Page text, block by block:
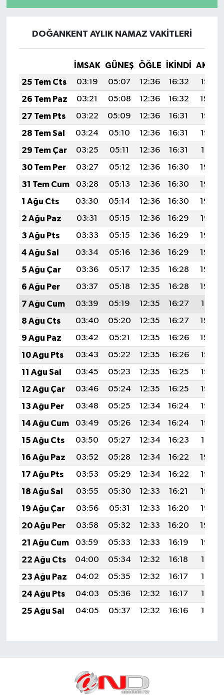
DOĞANKENT AYLIK NAMAZ VAKITLERI
İMSAK GÜNEŞ ÖĞLE İKINDI
25 Tem Cts
03:19 05:07 12:36 16:32
19:55
26 Tem Paz
03:21 05:08 12:36 16:32
19:54
27 Tem Pts
03:22 05:09 12:36 16:31
19:53
28 Tem Sal
03:24 05:10 12:36 16:31
19:52
29 Tem Çar
03:25 05:11 12:36 16:31
19:51
30 Tem Per
03:27 05:12 12:36 16:30
19:50
31 Tem Cum
03:28 05:13 12:36 16:30
19:49
1 Ağu Cts
03:30 05:14 12:36 16:30
19:48
2 Ağu Paz
03:31 05:15 12:36 16:29
19:47
3 Ağu Pts
03:33 05:15 12:36 16:29
19:46
4 Ağu Sal
03:34 05:16 12:36 16:29
19:45
5 Ağu Çar
03:36 05:17 12:35 16:28
19:44
6 Ağu Per
03:37 05:18 12:35 16:28
19:42
7 Ağu Cum
03:39 05:19 12:35 16:27
19:41
8 Ağu Cts
03:40 05:20 12:35 16:27
19:40
9 Ağu Paz
03:42 05:21 12:35 16:26
19:39
10 Ağu Pts
03:43 05:22 12:35 16:26
19:37
11 Ağu Sal
03:45 05:23 12:35 16:25
19:36
12 Ağu Çar
03:46 05:24 12:35 16:25
19:35
13 Ağu Per
03:48 05:25 12:34 16:24
19:33
14 Ağu Cum
03:49 05:26 12:34 16:24
19:32
15 Ağu Cts
03:50 05:27 12:34 16:23
19:31
16 Ağu Paz
03:52 05:28 12:34 16:22
19:29
17 Ağu Pts
03:53 05:29 12:34 16:22
19:28
18 Ağu Sal
03:55 05:30 12:33 16:21
19:27
19 Ağu Çar
03:56 05:31 12:33 16:20
19:25
20 Ağu Per
03:58 05:32 12:33 16:20
19:24
21 Ağu Cum
03:59 05:33 12:33 16:19
19:22
22 Ağu Cts
04:00 05:34 12:32 16:18
19:21
23 Ağu Paz
04:02 05:35 12:32 16:17
19:19
24 Ağu Pts
04:03 05:36 12:32 16:17
19:18
25 Ağu Sal
04:05 05:37 12:32 16:16 19:16